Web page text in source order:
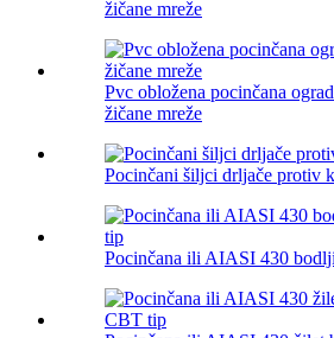
žičane mreže
Pvc obložena pocinčana
žičane mreže
Pocinčani šiljci drljače protiv
Pocinčana ili AIASI 430